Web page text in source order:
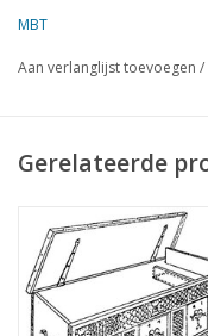
Tekeningnummer
Omschrijving
Kwaliteit
Moeilijkheidsgraad
MBT
Aan verlanglijst toevoegen /
Gerelateerde